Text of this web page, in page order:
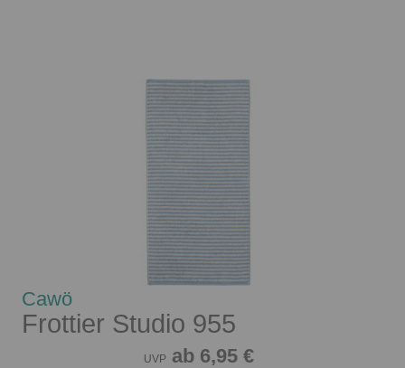
Cawö
Frottier Studio 955
UVP ab 6,95 €